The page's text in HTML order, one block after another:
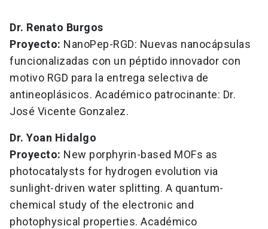
Dr. Renato Burgos
Proyecto: NanoPep-RGD: Nuevas nanocápsulas
funcionalizadas con un péptido innovador con
motivo RGD para la entrega selectiva de
antineoplásicos. Académico patrocinante: Dr.
José Vicente Gonzalez.
Dr. Yoan Hidalgo
Proyecto: New porphyrin-based MOFs as
photocatalysts for hydrogen evolution via
sunlight-driven water splitting. A quantum-
chemical study of the electronic and
photophysical properties. Académico